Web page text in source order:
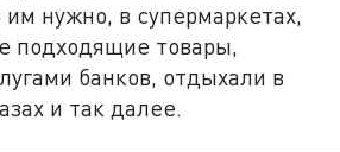
им нужно, в супермаркетах,
подходящие товары,
банков, отдыхали в
и так далее.